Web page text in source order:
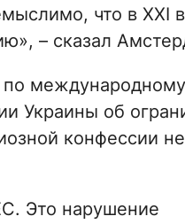
что в XXI
– сказал
Украины об
конфессии
Это нарушение